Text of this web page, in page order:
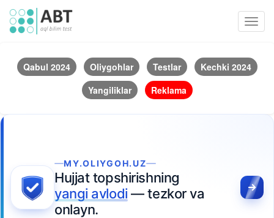
Qabul 2024 Oliygohlar Testlar
Kechki 2024
Yangiliklar
Reklama
MY.OLIYGOH.UZ
Hujjat topshirishning
yangi avlodi — tezkor va
onlayn.